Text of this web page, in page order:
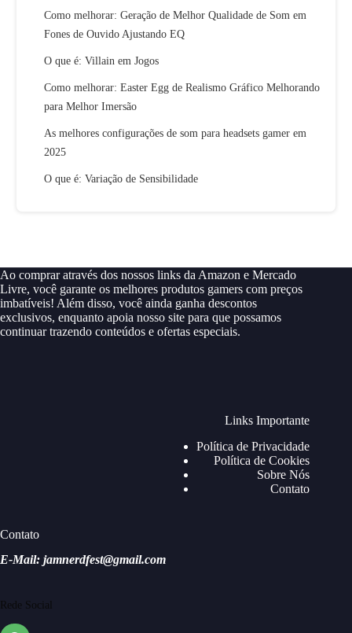
Como melhorar: Geração de Melhor Qualidade de Som em
Fones de Ouvido Ajustando EQ
O que é: Villain em Jogos
Como melhorar: Easter Egg de Realismo Gráfico Melhorando
para Melhor Imersão
As melhores configurações de som para headsets gamer em
2025
O que é: Variação de Sensibilidade
Ao comprar através dos nossos links da Amazon e Mercado
Livre, você garante os melhores produtos gamers com preços
imbatíveis! Além disso, você ainda ganha descontos
exclusivos, enquanto apoia nosso site para que possamos
continuar trazendo conteúdos e ofertas especiais.
Links Importante
Política de Privacidade
Política de Cookies
Sobre Nós
Contato
Contato
E-Mail: jamnerdfest@gmail.com
Rede Social